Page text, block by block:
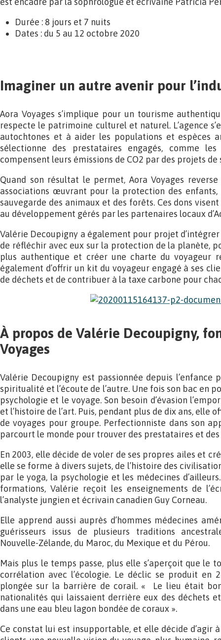
Durée : 8 jours et 7 nuits
Dates : du 5 au 12 octobre 2020
Imaginer un autre avenir pour
Aora Voyages s’implique pour un tourisme
respecte le patrimoine culturel et naturel. L’agence
autochtones et à aider les populations et espèces
sélectionne des prestataires engagés, comme
compensent leurs émissions de CO2 par des projets
Quand son résultat le permet, Aora Voyages
associations œuvrant pour la protection des
sauvegarde des animaux et des forêts. Ces dons
au développement gérés par les partenaires locaux
Valérie Decoupigny a également pour projet
de réfléchir avec eux sur la protection de la planète,
plus authentique et créer une charte du voyageur
également d’offrir un kit du voyageur engagé à ses
de déchets et de contribuer à la taxe carbone pour
À propos de Valérie Decoupigny,
Voyages
Valérie Decoupigny est passionnée depuis l’enfance
spiritualité et l’écoute de l’autre. Une fois son bac en
psychologie et le voyage. Son besoin d’évasion
et l’histoire de l’art. Puis, pendant plus de dix ans, elle
de voyages pour groupe. Perfectionniste dans son
parcourt le monde pour trouver des prestataires et
En 2003, elle décide de voler de ses propres ailes et
elle se forme à divers sujets, de l’histoire des
par le yoga, la psychologie et les médecines
formations, Valérie reçoit les enseignements de
l’analyste jungien et écrivain canadien Guy Corneau.
Elle apprend aussi auprès d’hommes médecines
guérisseurs issus de plusieurs traditions
Nouvelle-Zélande, du Maroc, du Mexique et du Pérou.
Mais plus le temps passe, plus elle s’aperçoit que le
corrélation avec l’écologie. Le déclic se produit en
plongée sur la barrière de corail. « Le lieu était
nationalités qui laissaient derrière eux des déchets
dans une eau bleu lagon bondée de coraux ».
Ce constat lui est insupportable, et elle décide d’agir